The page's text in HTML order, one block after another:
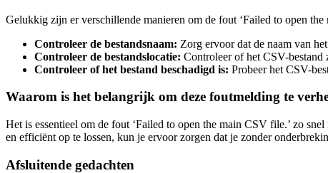
Gelukkig zijn er verschillende manieren om de fout ‘Failed to open
Controleer de bestandsnaam: Zorg ervoor dat de naam van
Controleer de bestandslocatie: Controleer of het CSV-bestand
Controleer of het bestand beschadigd is: Probeer het CSV-
Waarom is het belangrijk om deze foutmelding te
Het is essentieel om de fout ‘Failed to open the main CSV file.’ zo
en efficiënt op te lossen, kun je ervoor zorgen dat je zonder
Afsluitende gedachten